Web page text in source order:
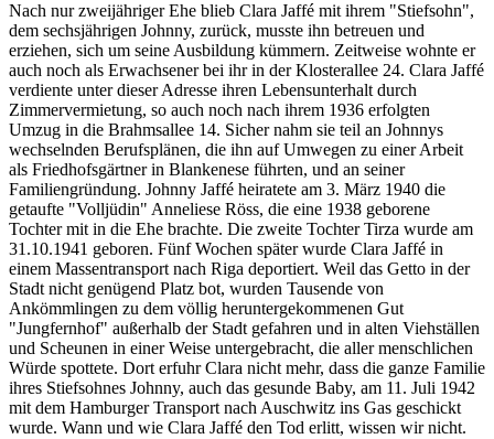
Nach nur zweijähriger Ehe blieb Clara Jaffé mit ihrem "Stiefsohn",
dem sechsjährigen Johnny, zurück, musste ihn betreuen und
erziehen, sich um seine Ausbildung kümmern. Zeitweise wohnte er
auch noch als Erwachsener bei ihr in der Klosterallee 24. Clara Jaffé
verdiente unter dieser Adresse ihren Lebensunterhalt durch
Zimmervermietung, so auch noch nach ihrem 1936 erfolgten
Umzug in die Brahmsallee 14. Sicher nahm sie teil an Johnnys
wechselnden Berufsplänen, die ihn auf Umwegen zu einer Arbeit
als Friedhofsgärtner in Blankenese führten, und an seiner
Familiengründung. Johnny Jaffé heiratete am 3. März 1940 die
getaufte "Volljüdin" Anneliese Röss, die eine 1938 geborene
Tochter mit in die Ehe brachte. Die zweite Tochter Tirza wurde am
31.10.1941 geboren. Fünf Wochen später wurde Clara Jaffé in
einem Massentransport nach Riga deportiert. Weil das Getto in der
Stadt nicht genügend Platz bot, wurden Tausende von
Ankömmlingen zu dem völlig heruntergekommenen Gut
"Jungfernhof" außerhalb der Stadt gefahren und in alten Viehställen
und Scheunen in einer Weise untergebracht, die aller menschlichen
Würde spottete. Dort erfuhr Clara nicht mehr, dass die ganze Familie
ihres Stiefsohnes Johnny, auch das gesunde Baby, am 11. Juli 1942
mit dem Hamburger Transport nach Auschwitz ins Gas geschickt
wurde. Wann und wie Clara Jaffé den Tod erlitt, wissen wir nicht.